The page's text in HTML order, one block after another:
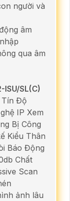
người và
âm
qua âm
SL(C)
Tín Độ
IP Xem
Bị Công
Kiểu Thân
Báo Động
Chất
Scan
ảnh lâu